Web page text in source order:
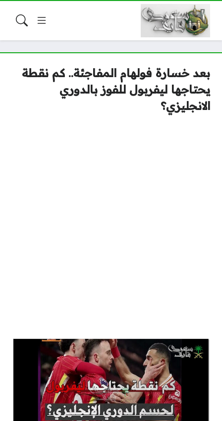
بعد خسارة فولهام المفاجئة.. كم نقطة
يحتاجها ليفربول للفوز بالدوري
الانجليزي؟